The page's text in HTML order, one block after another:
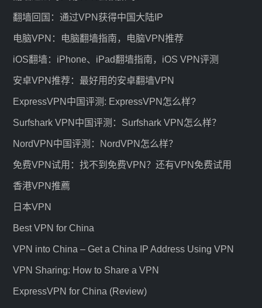
翻墙回国：通过VPN获得中国大陆IP
电脑VPN：电脑翻墙指南，电脑VPN推荐
iOS翻墙：iPhone、iPad翻墙指南，iOS VPN评测
安卓VPN推荐：最好用的安卓翻墙VPN
ExpressVPN中国评测: ExpressVPN怎么样?
Surfshark VPN中国评测：Surfshark VPN怎么样？
NordVPN中国评测：NordVPN怎么样？
免费VPN试用：找不到免费VPN？还有VPN免费试用
香港VPN推薦
日本VPN
Best VPN for China
VPN into China – Get a China IP Address Using VPN
VPN Sharing: How to Share a VPN
ExpressVPN for China (Review)